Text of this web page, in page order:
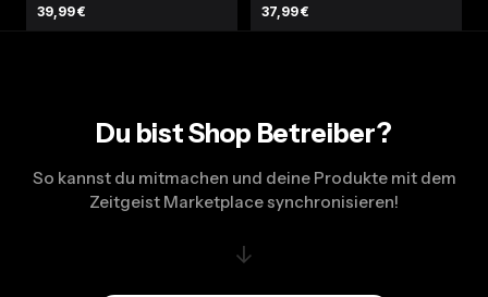
39,99 €
37,99 €
Du bist Shop Betreiber?
So kannst du mitmachen und deine Produkte mit dem
Zeitgeist Marketplace synchronisieren!
↓